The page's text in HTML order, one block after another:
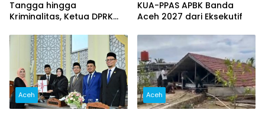
Tangga hingga
Kriminalitas, Ketua DPRK
Pemberantasan Narkoba,
Serta Penguatan Peran
Gampong
KUA-PPAS APBK Banda
Aceh 2027 dari Eksekutif
Aceh Aceh